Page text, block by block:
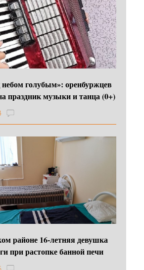
голубым»: оренбуржцев
праздник музыки и танца (0+)
районе 16‑летняя девушка
при растопке банной печи